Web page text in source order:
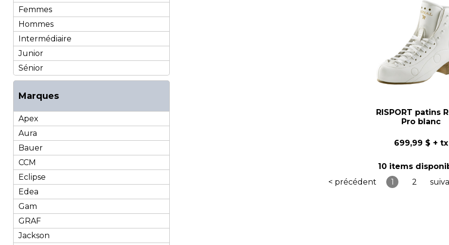
Femmes
Hommes
Intermédiaire
Junior
Sénior
Marques
Apex
Aura
Bauer
CCM
Eclipse
Edea
Gam
GRAF
Jackson
RISPORT patins
Pro blanc
699,99 $ + tx
10 items
< précédent
1 2